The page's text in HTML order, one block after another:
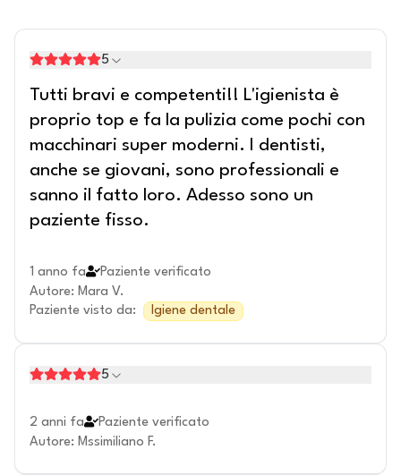
5
Tutti bravi e competenti!! L'igienista è
proprio top e fa la pulizia come pochi con
macchinari super moderni. I dentisti,
anche se giovani, sono professionali e
sanno il fatto loro. Adesso sono un
paziente fisso.
1 anno fa
Paziente verificato
Autore: Mara V.
Paziente visto da: Igiene dentale
5
2 anni fa
Paziente verificato
Autore: Mssimiliano F.